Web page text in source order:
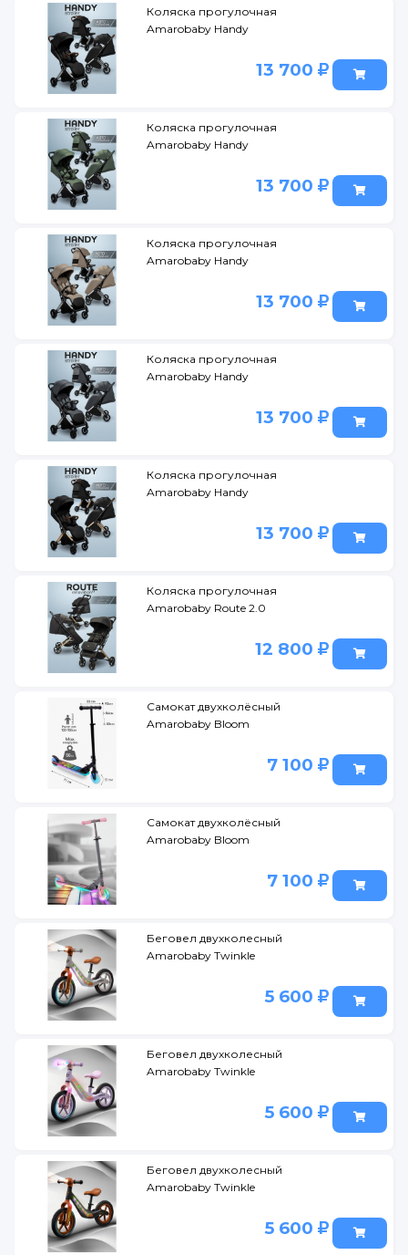
Коляска прогулочная
Amarobaby Handy
13 700
Коляска прогулочная
Amarobaby Handy
13 700
Коляска прогулочная
Amarobaby Handy
13 700
Коляска прогулочная
Amarobaby Handy
13 700
Коляска прогулочная
Amarobaby Handy
13 700
Коляска прогулочная
Amarobaby Route 2.0
12 800
Самокат двухколёсный
Amarobaby Bloom
7 100
Самокат двухколёсный
Amarobaby Bloom
7 100
Беговел двухколесный
Amarobaby Twinkle
5 600
Беговел двухколесный
Amarobaby Twinkle
5 600
Беговел двухколесный
Amarobaby Twinkle
5 600